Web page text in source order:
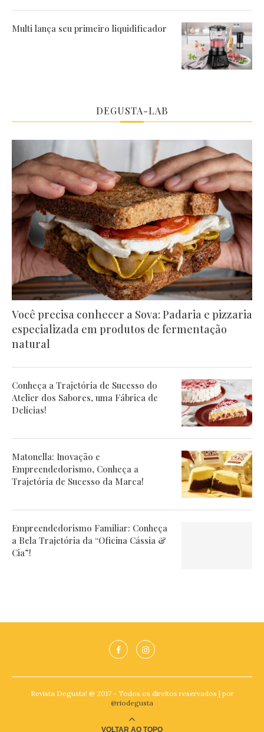
Multi lança seu primeiro liquidificador
DEGUSTA-LAB
Você precisa conhecer a Sova: Padaria e pizzaria
especializada em produtos de fermentação
natural
Conheça a Trajetória de Sucesso do
Atelier dos Sabores, uma Fábrica de
Delícias!
Matonella: Inovação e
Empreendedorismo, Conheça a
Trajetória de Sucesso da Marca!
Empreendedorismo Familiar: Conheça
a Bela Trajetória da “Oficina Cássia &
Cia”!
Revista Degusta! @ 2017 - Todos os direitos reservados | por
@riodegusta
VOLTAR AO TOPO